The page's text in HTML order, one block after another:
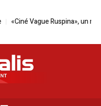
Vague Ruspina», un